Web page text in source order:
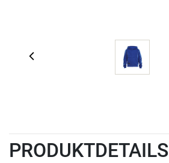
PRODUKTDETAILS